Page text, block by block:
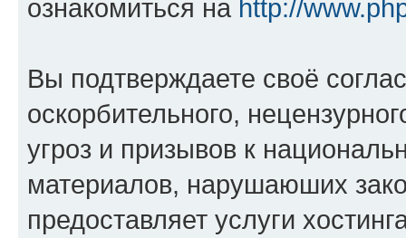
ознакомиться на http://
Вы подтверждаете своё
оскорбительного,
угроз и призывов к
материалов, нарушаюших
предоставляет услуги